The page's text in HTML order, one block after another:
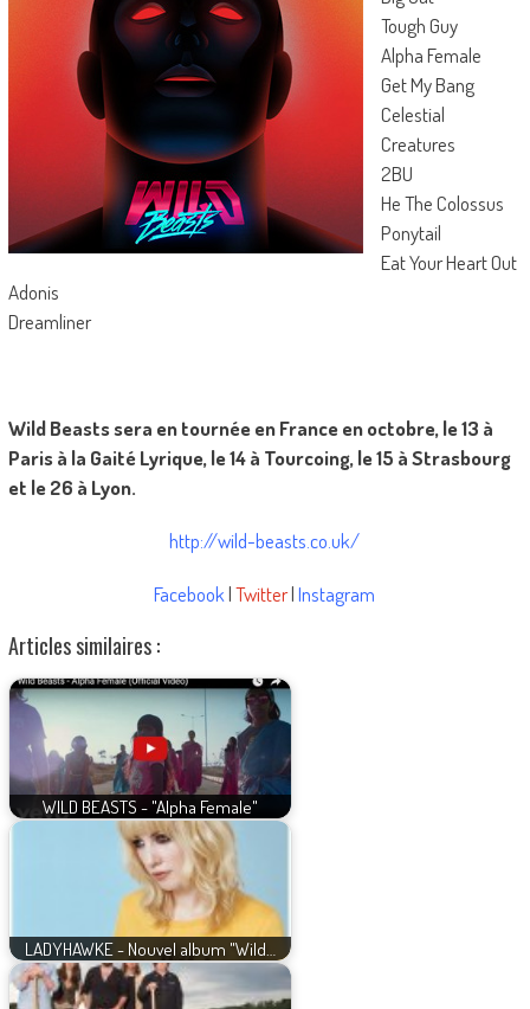
Tough Guy
Alpha Female
Get My Bang
Celestial
Creatures
2BU
He The Colossus
Ponytail
Eat Your Heart Out
Adonis
Dreamliner
Wild Beasts sera en tournée en France en octobre, le 13 à
Paris à la Gaité Lyrique, le 14 à Tourcoing, le 15 à Strasbourg
et le 26 à Lyon.
http://wild-beasts.co.uk/
Facebook|Twitter|Instagram
Articles similaires :
WILD BEASTS - "Alpha Female"
LADYHAWKE - Nouvel album "Wild…